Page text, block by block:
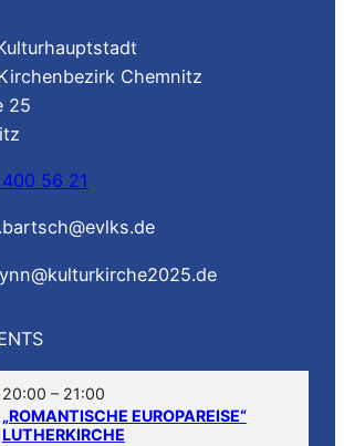
Chemnitz
25
56 21
20:00 –21:00
„ROMANTISCHE EUROPAREISE“
LUTHERKIRCHE